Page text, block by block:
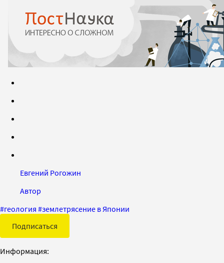
Евгений Рогожин
Автор
#геология #землетрясение в Японии
Подписаться
Информация: